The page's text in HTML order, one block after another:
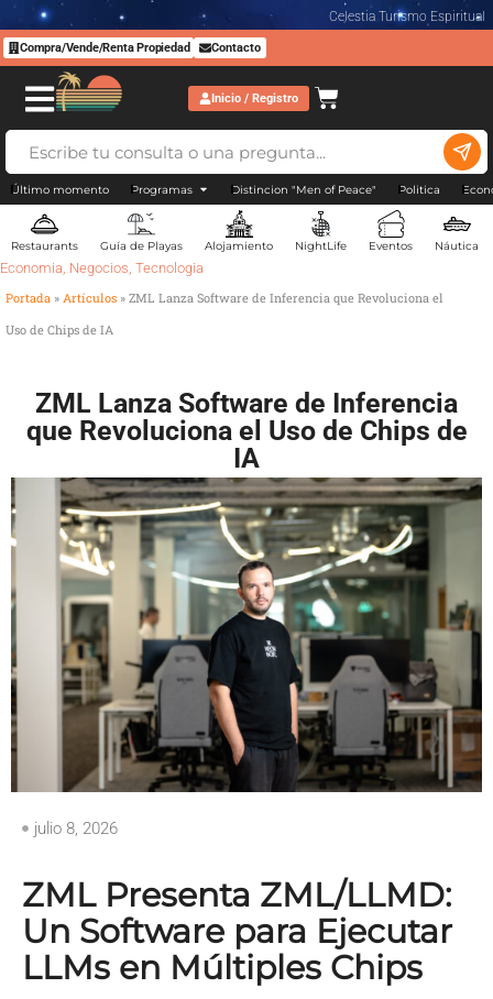
Celestia Turismo Espiritual
Compra/Vende/Renta Propiedad Contacto
Inicio / Registro
Último momento Programas Distincion "Men of Peace" Politica
Restaurants Guía de Playas Alojamiento NightLife Eventos Náutica
Economia, Negocios, Tecnologia
Portada » Artículos » ZML Lanza Software de Inferencia que Revoluciona el
Uso de Chips de IA
ZML Lanza Software de Inferencia
que Revoluciona el Uso de Chips de
IA
julio 8, 2026
ZML Presenta ZML/LLMD:
Un Software para Ejecutar
LLMs en Múltiples Chips